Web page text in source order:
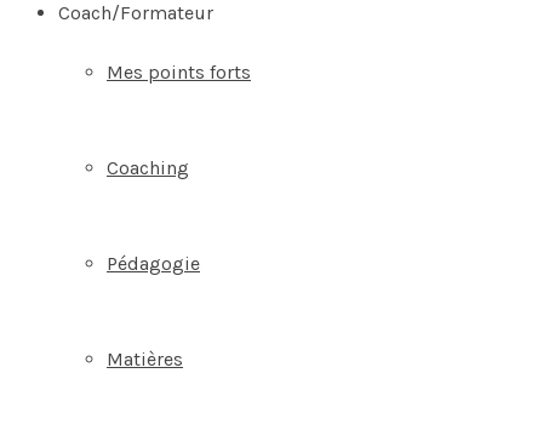
Coach/Formateur
Mes points forts
Coaching
Pédagogie
Matières